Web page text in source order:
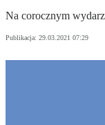
Na corocznym
Publikacja: 29.03.2021 07:29